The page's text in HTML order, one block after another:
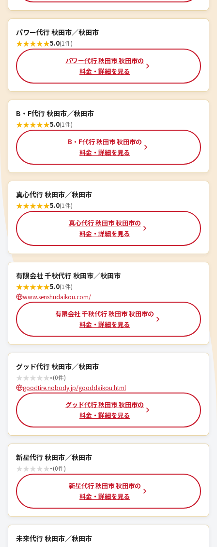
パワー代行 秋田市／秋田市
★★★★★5.0(1件)
パワー代行 秋田市 秋田市の
料金・詳細を見る
B・F代行 秋田市／秋田市
★★★★★5.0(1件)
B・F代行 秋田市 秋田市の
料金・詳細を見る
真心代行 秋田市／秋田市
★★★★★5.0(1件)
真心代行 秋田市 秋田市の
料金・詳細を見る
有限会社 千秋代行 秋田市／秋田市
★★★★★5.0(1件)
www.senshudaikou.com/
有限会社 千秋代行 秋田市 秋田市の
料金・詳細を見る
グッド代行 秋田市／秋田市
★★★★★-(0件)
goodtire.nobody.jp/gooddaikou.html
グッド代行 秋田市 秋田市の
料金・詳細を見る
新星代行 秋田市／秋田市
★★★★★-(0件)
新星代行 秋田市 秋田市の
料金・詳細を見る
未来代行 秋田市／秋田市